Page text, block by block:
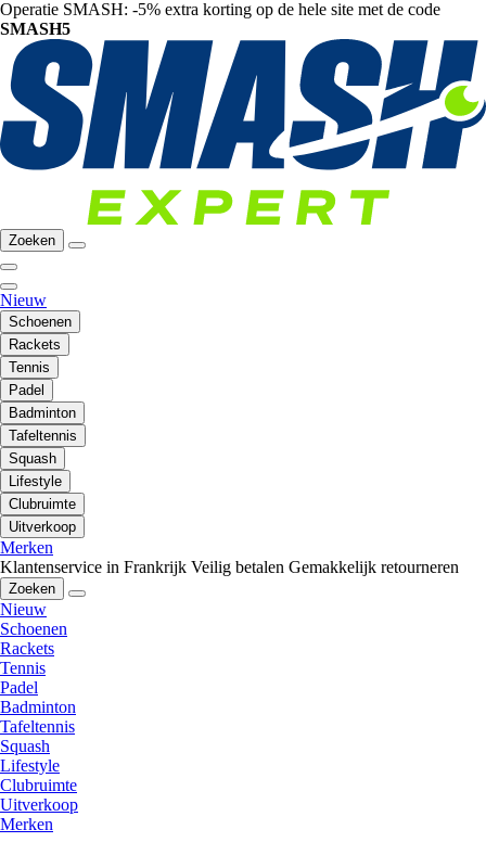
Operatie SMASH: -5% extra korting op de hele site met de code
SMASH5
Zoeken
Nieuw
Schoenen
Rackets
Tennis
Padel
Badminton
Tafeltennis
Squash
Lifestyle
Clubruimte
Uitverkoop
Merken
Klantenservice in Frankrijk Veilig betalen Gemakkelijk retourneren
Zoeken
Nieuw
Schoenen
Rackets
Tennis
Padel
Badminton
Tafeltennis
Squash
Lifestyle
Clubruimte
Uitverkoop
Merken